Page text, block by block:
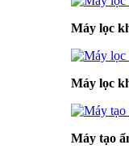
Máy lọc
Máy lọc
Máy tạo